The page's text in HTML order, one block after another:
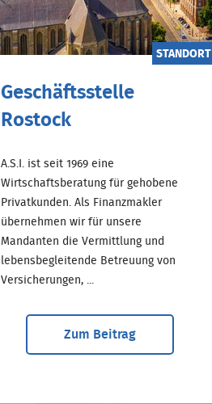
STANDORT
Geschäftsstelle
Rostock
A.S.I. ist seit 1969 eine
Wirtschaftsberatung für gehobene
Privatkunden. Als Finanzmakler
übernehmen wir für unsere
Mandanten die Vermittlung und
lebensbegleitende Betreuung von
Versicherungen, ...
Zum Beitrag